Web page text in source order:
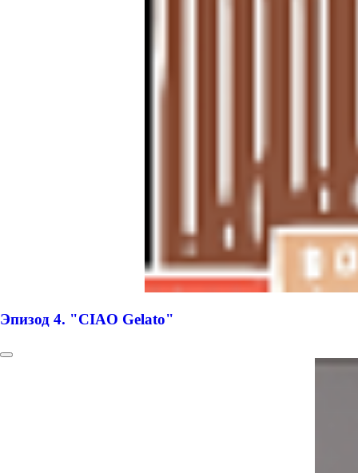
Эпизод 4. "CIAO Gelato"